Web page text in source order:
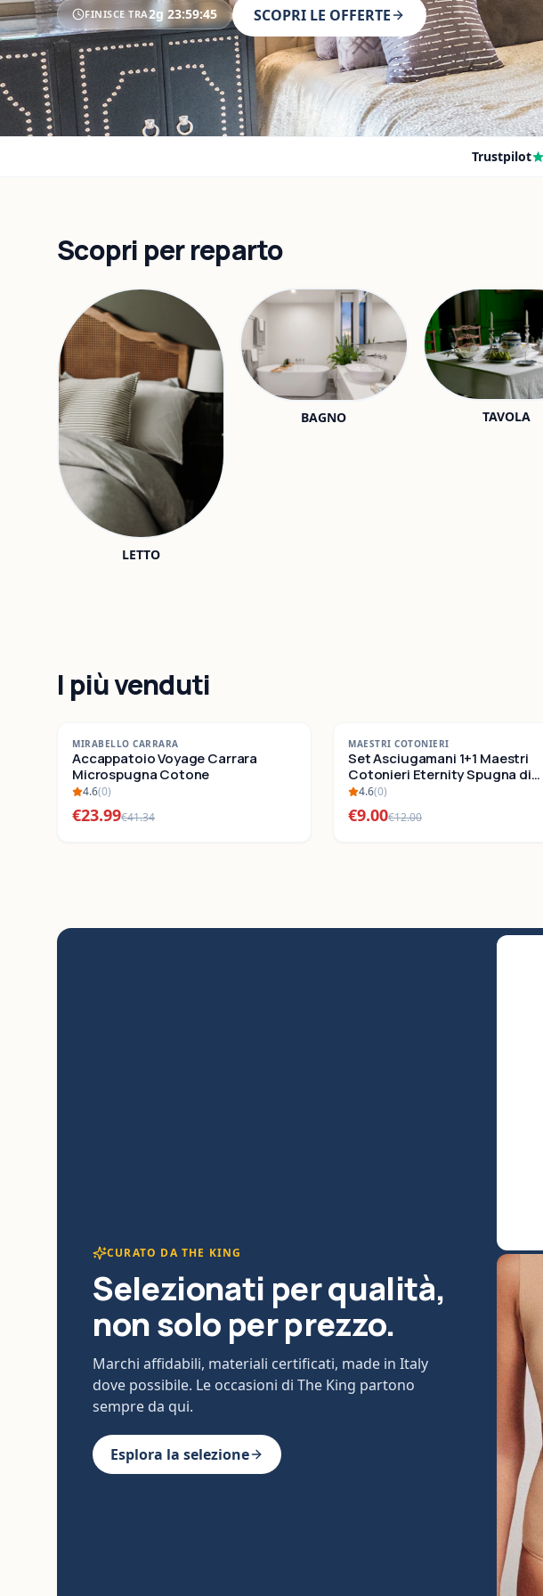
FINISCE TRA2g23:59:43 SCOPRI LE OFFERTE
Trustpilot
Scopri per reparto
LETTO
BAGNO
TAVOLA
I più venduti
- 42%
SALDI
MIRABELLO CARRARA
Accappatoio Voyage Carrara
Microspugna Cotone
4.6(0)
€23.99€41.34
- 25 %
SALDI
MAESTRI COTONIERI
Set Asciugamani 1+1 Maestri
Cotonieri Eternity Spugna di
Cotone
4.6(0)
€9.00€12.00
CURATO DA THE KING
Selezionati per qualità,
non solo per prezzo.
Marchi affidabili, materiali certificati, made in Italy
dove possibile. Le occasioni di The King partono
sempre da qui.
Esplora la selezione